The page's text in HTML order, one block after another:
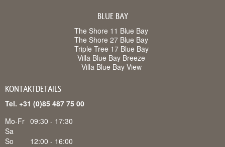
BLUE BAY
The Shore 11 Blue Bay
The Shore 27 Blue Bay
Triple Tree 17 Blue Bay
Villa Blue Bay Breeze
Villa Blue Bay View
KONTAKTDETAILS
Tel. +31 (0)85 487 75 00
Mo-Fr 09:30 - 17:30
Sa
So
12:00 - 16:00